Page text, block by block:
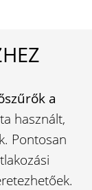
a
használt,
Pontosan